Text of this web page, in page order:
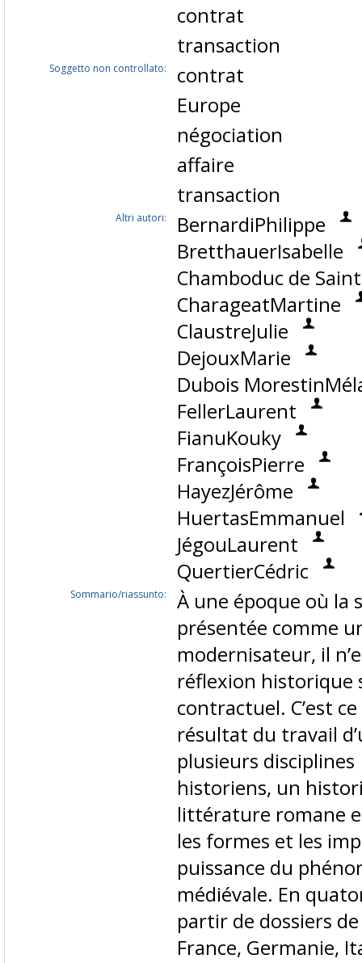
contrat
transaction
Soggetto non controllato:
contrat
Europe
négociation
affaire
transaction
Altri autori:
BernardiPhilippe
BretthauerIsabelle
Chamboduc de
CharageatMartine
ClaustreJulie
DejouxMarie
Dubois
FellerLaurent
FianuKouky
FrançoisPierre
HayezJérôme
HuertasEmmanuel
JégouLaurent
QuertierCédric
Sommario/riassunto:
À une époque où la
présentée comme
modernisateur, il
réflexion historique
contractuel. C’est
résultat du travail
plusieurs
historiens, un
littérature romane
les formes et les
puissance du
médiévale. En
partir de dossiers
France, Germanie,